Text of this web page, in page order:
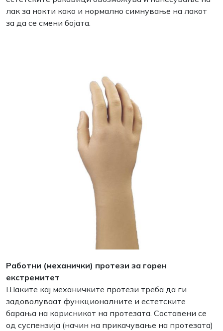
лак за нокти како и нормално симнување на лакот
за да се смени бојата.
Работни (механички) протези за горен
екстремитет
Шаките кај механичките протези треба да ги
задоволуваат функционалните и естетските
барања на корисникот на протезата. Составени се
од суспензија (начин на прикачување на протезата)